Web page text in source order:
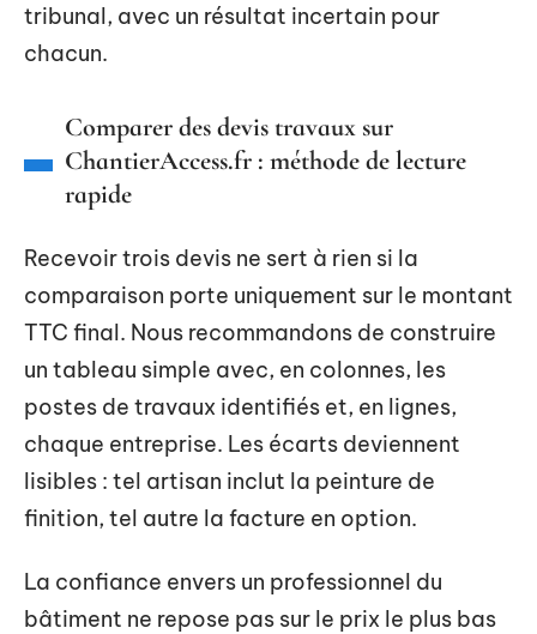
tribunal, avec un résultat incertain pour
chacun.
Comparer des devis travaux sur
ChantierAccess.fr : méthode de lecture
rapide
Recevoir trois devis ne sert à rien si la
comparaison porte uniquement sur le montant
TTC final. Nous recommandons de construire
un tableau simple avec, en colonnes, les
postes de travaux identifiés et, en lignes,
chaque entreprise. Les écarts deviennent
lisibles : tel artisan inclut la peinture de
finition, tel autre la facture en option.
La confiance envers un professionnel du
bâtiment ne repose pas sur le prix le plus bas